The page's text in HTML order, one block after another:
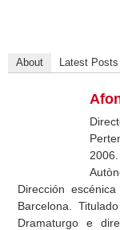
About Latest Posts
Dirección
Barcelona.
Dramaturgo e